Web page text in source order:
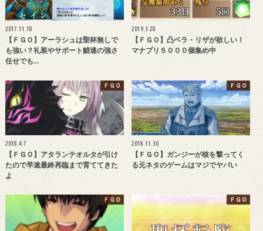
2017.11.18
【ＦＧＯ】アーラシュは聖杯無しで
も強い？礼装やサポート鯖達の強さ
任せでも…
2019.3.28
【ＦＧＯ】凸ベラ・リザが欲しい！
マナプリ５０００個集め中
ＦＧＯ
2018.4.7
【ＦＧＯ】アタランテオルタが引け
たので早速最終再臨まで育ててきた
よ
ＦＧＯ
2018.11.30
【ＦＧＯ】ガンジーが核を撃ってく
る元ネタのゲームはマジでヤバい
ＦＧＯ ＦＧＯ